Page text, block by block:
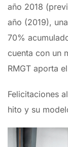
año 2018
año (2019),
70%
cuenta con un
RMGT aporta
Felicitaciones
hito y su